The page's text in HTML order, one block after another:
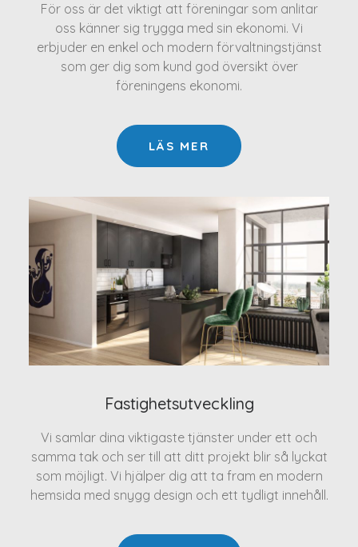
För oss är det viktigt att föreningar som anlitar
oss känner sig trygga med sin ekonomi. Vi
erbjuder en enkel och modern förvaltningstjänst
som ger dig som kund god översikt över
föreningens ekonomi.
LÄS MER
Fastighetsutveckling
Vi samlar dina viktigaste tjänster under ett och
samma tak och ser till att ditt projekt blir så lyckat
som möjligt. Vi hjälper dig att ta fram en modern
hemsida med snygg design och ett tydligt innehåll.